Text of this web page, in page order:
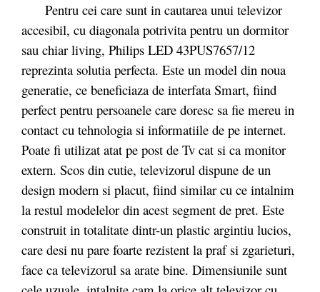
Pentru cei care sunt in cautarea unui televizor
accesibil, cu diagonala potrivita pentru un dormitor
sau chiar living, Philips LED 43PUS7657/12
reprezinta solutia perfecta. Este un model din noua
generatie, ce beneficiaza de interfata Smart, fiind
perfect pentru persoanele care doresc sa fie mereu in
contact cu tehnologia si informatiile de pe internet.
Poate fi utilizat atat pe post de Tv cat si ca monitor
extern. Scos din cutie, televizorul dispune de un
design modern si placut, fiind similar cu ce intalnim
la restul modelelor din acest segment de pret. Este
construit in totalitate dintr-un plastic argintiu lucios,
care desi nu pare foarte rezistent la praf si zgarieturi,
face ca televizorul sa arate bine. Dimensiunile sunt